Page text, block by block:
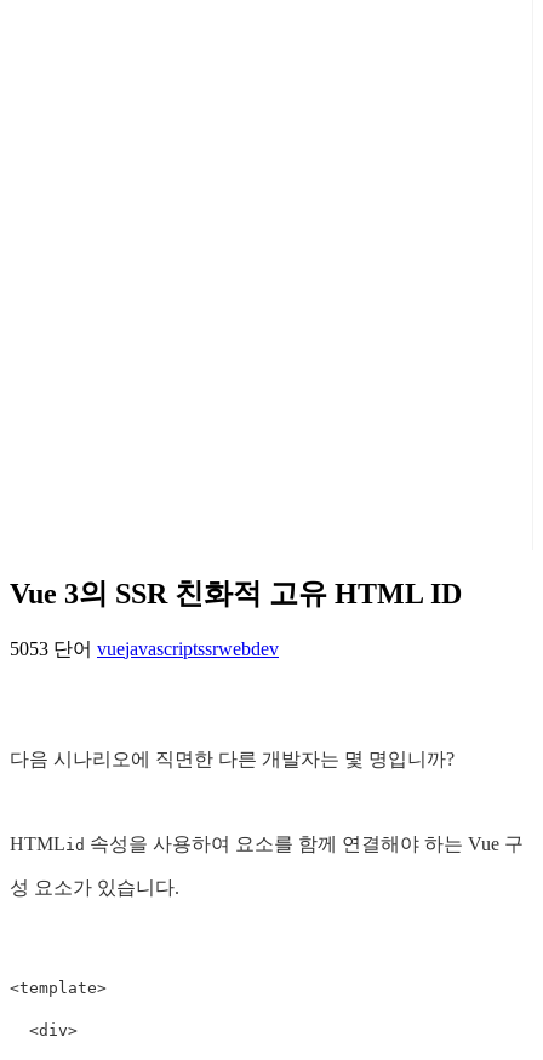
Vue 3의 SSR 친화적 고유 HTML ID
5053 단어 vuejavascriptssrwebdev
다음 시나리오에 직면한 다른 개발자는 몇 명입니까?
HTMLid 속성을 사용하여 요소를 함께 연결해야 하는 Vue 구
성 요소가 있습니다.
<template>
<div>